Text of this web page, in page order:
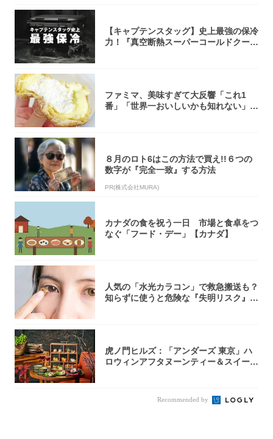
【キャプテンスタッグ】史上最強の保冷
力！『真空断熱スーパーコールドクーラ
ファミマ、美味すぎて大反響「これ1
番」「世界一おいしいかも知れない」
８月のロト6はこの方法で買え!!６つの
数字が『完全一致』する方法
PR(株式会社MURA)
カナダの食を祝う一日 市場と食卓をつ
なぐ「フード・デー」【カナダ】
人気の「水光カラコン」で救急搬送も？
知らずに使うと危険な『失明リスク』と
虎ノ門ヒルズ：「アンダーズ 東京」ハ
ロウィンアフタヌーンティー＆スイーツ
Recommended by